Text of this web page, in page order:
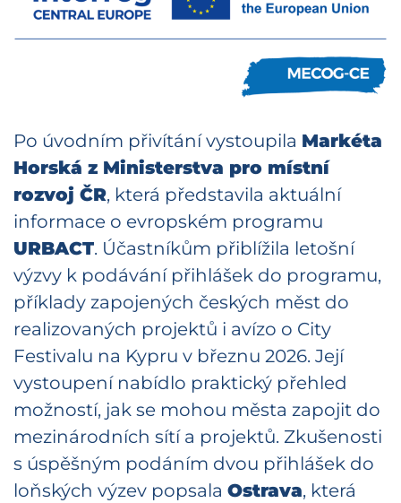
Po úvodním přivítání vystoupila Markéta
Horská z Ministerstva pro místní
rozvoj ČR, která představila aktuální
informace o evropském programu
URBACT. Účastníkům přiblížila letošní
výzvy k podávání přihlášek do programu,
příklady zapojených českých měst do
realizovaných projektů i avízo o City
Festivalu na Kypru v březnu 2026. Její
vystoupení nabídlo praktický přehled
možností, jak se mohou města zapojit do
mezinárodních sítí a projektů. Zkušenosti
s úspěšným podáním dvou přihlášek do
loňských výzev popsala Ostrava, která